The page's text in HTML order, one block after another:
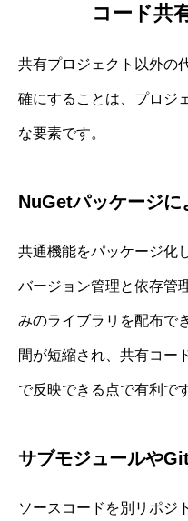
コード共
共有プロジェクト以外の
確にすることは、プロジ
な要素です。
NuGetパッケージに
共通機能をパッケージ化
バージョン管理と依存管
みのライブラリを配布で
間が短縮され、共有コー
で反映できる点で有利で
サブモジュールや
ソースコードを別リポジ